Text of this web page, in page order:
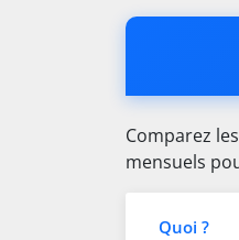
Comparez
mensuels
Quoi ?